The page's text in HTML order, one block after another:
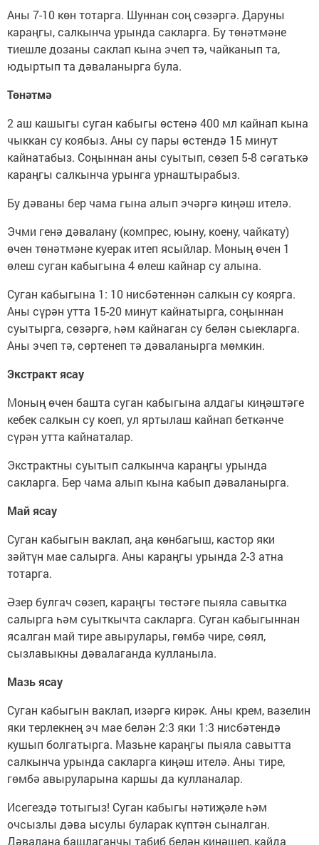
Аны 7-10 көн тотарга. Шуннан соң сөзәргә. Даруны
караңгы, салкынча урында сакларга. Бу төнәтмәне
тиешле дозаны саклап кына эчеп тә, чайканып та,
юдыртып та дәваланырга була.
Төнәтмә
2 аш кашыгы суган кабыгы өстенә 400 мл кайнап кына
чыккан су коябыз. Аны су пары өстендә 15 минут
кайнатабыз. Соңыннан аны суытып, сөзеп 5-8 сәгатькә
караңгы салкынча урынга урнаштырабыз.
Бу дәваны бер чама гына алып эчәргә киңәш ителә.
Эчми генә дәвалану (компрес, юыну, коену, чайкату)
өчен төнәтмәне куерак итеп ясыйлар. Моның өчен 1
өлеш суган кабыгына 4 өлеш кайнар су алына.
Суган кабыгына 1: 10 нисбәтеннән салкын су коярга.
Аны сүрән утта 15-20 минут кайнатырга, соңыннан
суытырга, сөзәргә, һәм кайнаган су белән сыекларга.
Аны эчеп тә, сөртенеп тә дәваланырга мөмкин.
Экстракт ясау
Моның өчен башта суган кабыгына алдагы киңәштәге
кебек салкын су коеп, ул яртылаш кайнап беткәнче
сүрән утта кайнаталар.
Экстрактны суытып салкынча караңгы урында
сакларга. Бер чама алып кына кабып дәваланырга.
Май ясау
Суган кабыгын ваклап, аңа көнбагыш, кастор яки
зәйтүн мае салырга. Аны караңгы урында 2-3 атна
тотарга.
Әзер булгач сөзеп, караңгы төстәге пыяла савытка
салырга һәм суыткычта сакларга. Суган кабыгыннан
ясалган май тире авырулары, гөмбә чире, сөял,
сызлавыкны дәвалаганда кулланыла.
Мазь ясау
Суган кабыгын ваклап, изәргә кирәк. Аны крем, вазелин
яки терлекнең эч мае белән 2:3 яки 1:3 нисбәтендә
кушып болгатырга. Мазьне караңгы пыяла савытта
салкынча урында сакларга киңәш ителә. Аны тире,
гөмбә авыруларына каршы да кулланалар.
Исегездә тотыгыз! Суган кабыгы нәтиҗәле һәм
очсызлы дәва ысулы буларак күптән сыналган.
Дәвалана башлаганчы табиб белән киңәшеп, кайда